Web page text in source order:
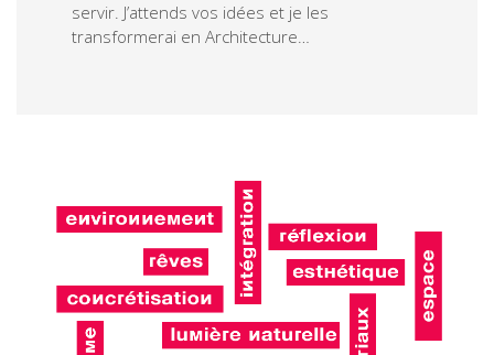
servir. J’attends vos idées et je les
transformerai en Architecture…